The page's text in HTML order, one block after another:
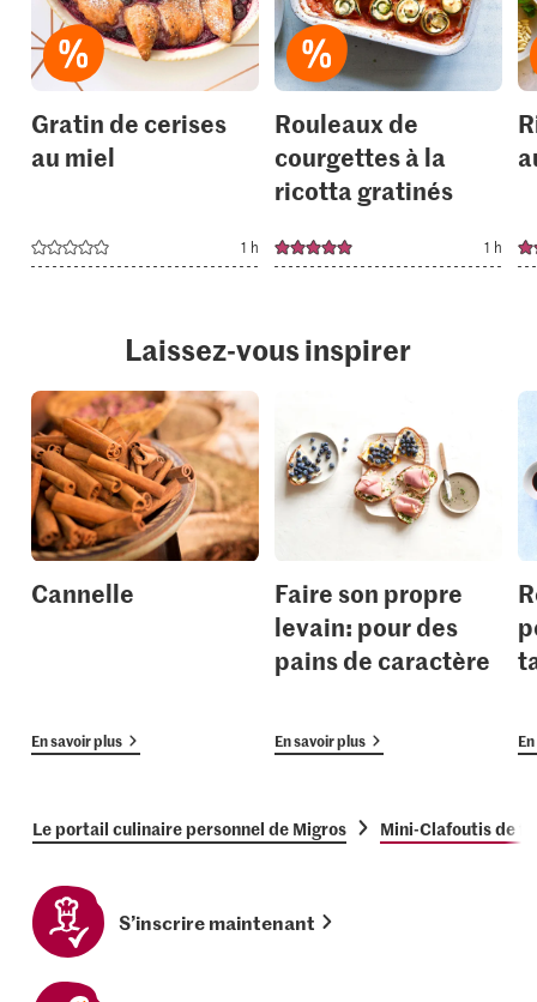
your
collections.
Gratin de cerises
au miel
1 h
your
Rouleaux de
courgettes à la
ricotta gratinés
1 h
Laissez-vous inspirer
Cannelle
En savoir plus
Faire son propre
levain: pour des
pains de caractère
En savoir plus
Le portail culinaire personnel de Migros Mini-Clafoutis de
S’inscrire maintenant